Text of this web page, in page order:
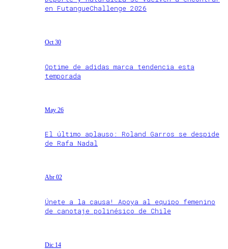
en FutangueChallenge 2026
Oct 30
Optime de adidas marca tendencia esta
temporada
May 26
El último aplauso: Roland Garros se despide
de Rafa Nadal
Abr 02
Únete a la causa! Apoya al equipo femenino
de canotaje polinésico de Chile
Dic 14